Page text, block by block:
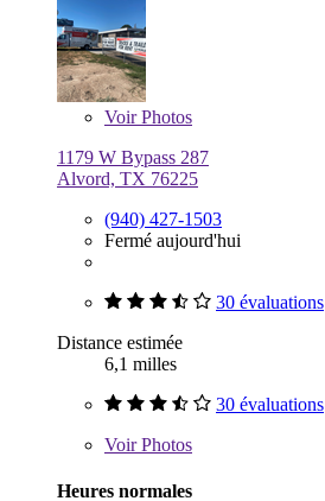
VoirPhotos
1179 W Bypass 287
Alvord, TX 76225
(940) 427-1503
Fermé aujourd'hui
30 évaluations
Distance estimée
6,1 milles
30 évaluations
VoirPhotos
Heures normales